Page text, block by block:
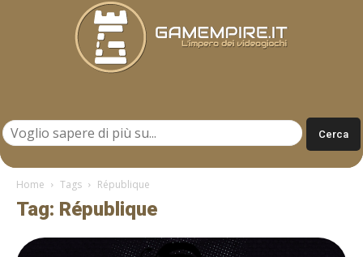
Home Tags République
Tag: République